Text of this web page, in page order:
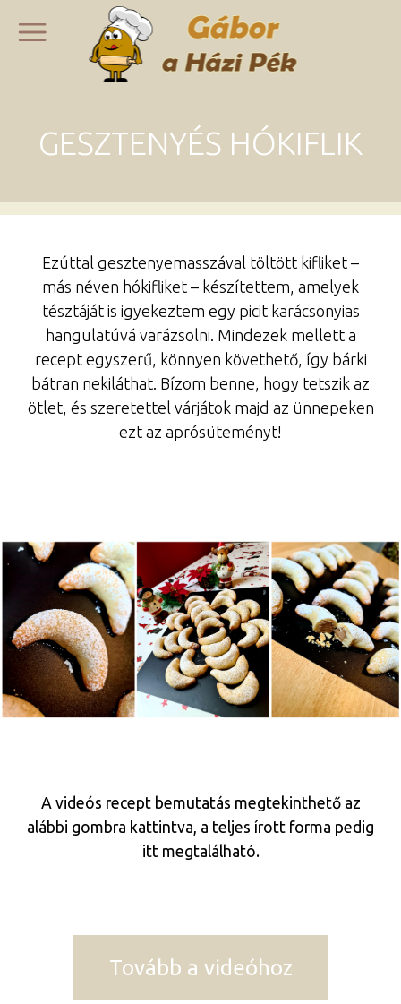
GESZTENYÉS HÓKIFLIK
Ezúttal gesztenyemasszával töltött kifliket –
más néven hókifliket – készítettem, amelyek
tésztáját is igyekeztem egy picit karácsonyias
hangulatúvá varázsolni. Mindezek mellett a
recept egyszerű, könnyen követhető, így bárki
bátran nekiláthat. Bízom benne, hogy tetszik az
ötlet, és szeretettel várjátok majd az ünnepeken
ezt az aprósüteményt!
A videós recept bemutatás megtekinthető az
alábbi gombra kattintva, a teljes írott forma pedig
itt megtalálható.
Tovább a videóhoz